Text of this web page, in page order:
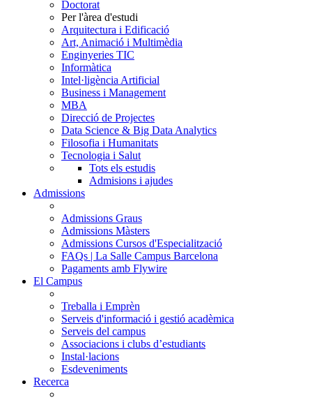
Doctorat
Per l'àrea d'estudi
Arquitectura i Edificació
Art, Animació i Multimèdia
Enginyeries TIC
Informàtica
Intel·ligència Artificial
Business i Management
MBA
Direcció de Projectes
Data Science & Big Data Analytics
Filosofia i Humanitats
Tecnologia i Salut
Tots els estudis
Admisions i ajudes
Admissions
Admissions Graus
Admissions Màsters
Admissions Cursos d'Especialització
FAQs | La Salle Campus Barcelona
Pagaments amb Flywire
El Campus
Treballa i Emprèn
Serveis d'informació i gestió acadèmica
Serveis del campus
Associacions i clubs d’estudiants
Instal·lacions
Esdeveniments
Recerca